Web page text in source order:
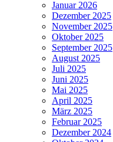
Januar 2026
Dezember 2025
November 2025
Oktober 2025
September 2025
August 2025
Juli 2025
Juni 2025
Mai 2025
April 2025
März 2025
Februar 2025
Dezember 2024